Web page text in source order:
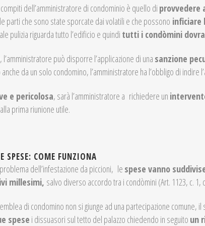
dell’amministratore di condominio è quello di provvedere
parti che sono state sporcate dai volatili e che possono inficiare
pulizia riguarda tutto l’edificio e quindi tutti i condòmini
può disporre l’applicazione di una sanzione
da un solo condomino, l’amministratore ha l’obbligo di
e pericolosa, sarà l’amministratore a richiedere un
prima riunione utile.
SPESE: COME FUNZIONA
dell’infestazione da piccioni, le spese vanno
millesimi, salvo diverso accordo tra i condòmini (Art. 1123, c. 1,
di condomino non si giunge ad una partecipazione
spese i dissuasori sul tetto del palazzo chiedendo in seguito un